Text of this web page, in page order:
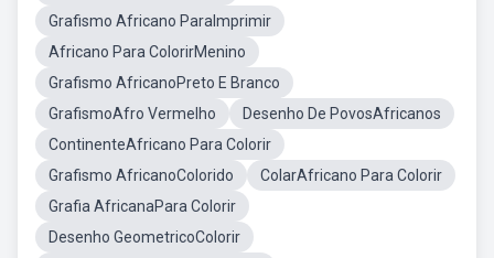
Grafismo Africano ParaImprimir
Africano Para ColorirMenino
Grafismo AfricanoPreto E Branco
GrafismoAfro Vermelho
Desenho De PovosAfricanos
ContinenteAfricano Para Colorir
Grafismo AfricanoColorido
ColarAfricano Para Colorir
Grafia AfricanaPara Colorir
Desenho GeometricoColorir